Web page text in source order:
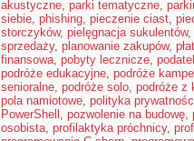
akustyczne, parki tematyczne,
siebie, phishing, pieczenie ciast,
storczyków, pielęgnacja sukulentów,
sprzedaży, planowanie zakupów,
finansowa, pobyty lecznicze,
podróże edukacyjne, podróże
senioralne, podróże solo, podróże z
pola namiotowe, polityka
PowerShell , pozwolenie na budowę,
osobista, profilaktyka próchnicy,